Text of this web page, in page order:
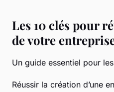
Les 10 clés pour
de votre
Un guide essentiel pour
Réussir la création d’une